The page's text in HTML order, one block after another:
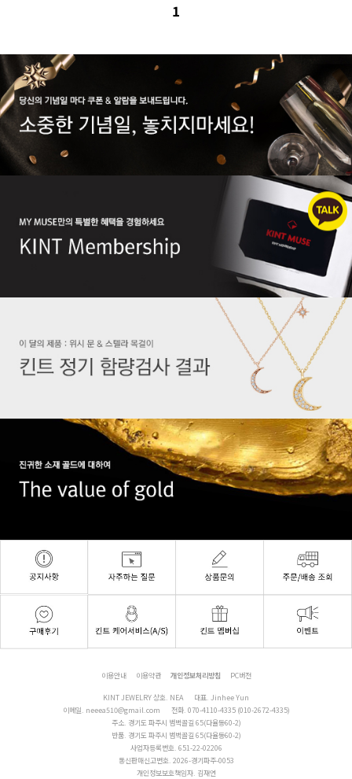
1
이용안내 이용약관 개인정보처리방침 PC버전
KINT JEWELRY 상호. NEA
대표. Jinhee Yun
이메일. neeea510@gmail.com 전화. 070-4110-4335 (010-2672-4335)
주소. 경기도 파주시 범벅골길 65(다율동60-2)
반품. 경기도 파주시 범벅골길 65(다율동60-2)
사업자등록번호. 651-22-02206
통신판매신고번호. 2026-경기파주-0053
개인정보보호책임자. 김재연